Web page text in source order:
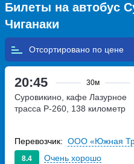
Билеты на автобус
Чиганаки
Отсортировано по
20:45 30м
Суровикино, кафе Лазурное
трасса Р-260, 138 километр
8.4 Очень хорошо
Перевозчик: ООО «Южная